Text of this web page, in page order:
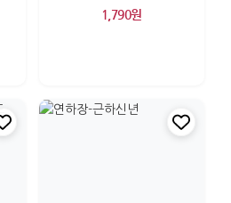
1,790원